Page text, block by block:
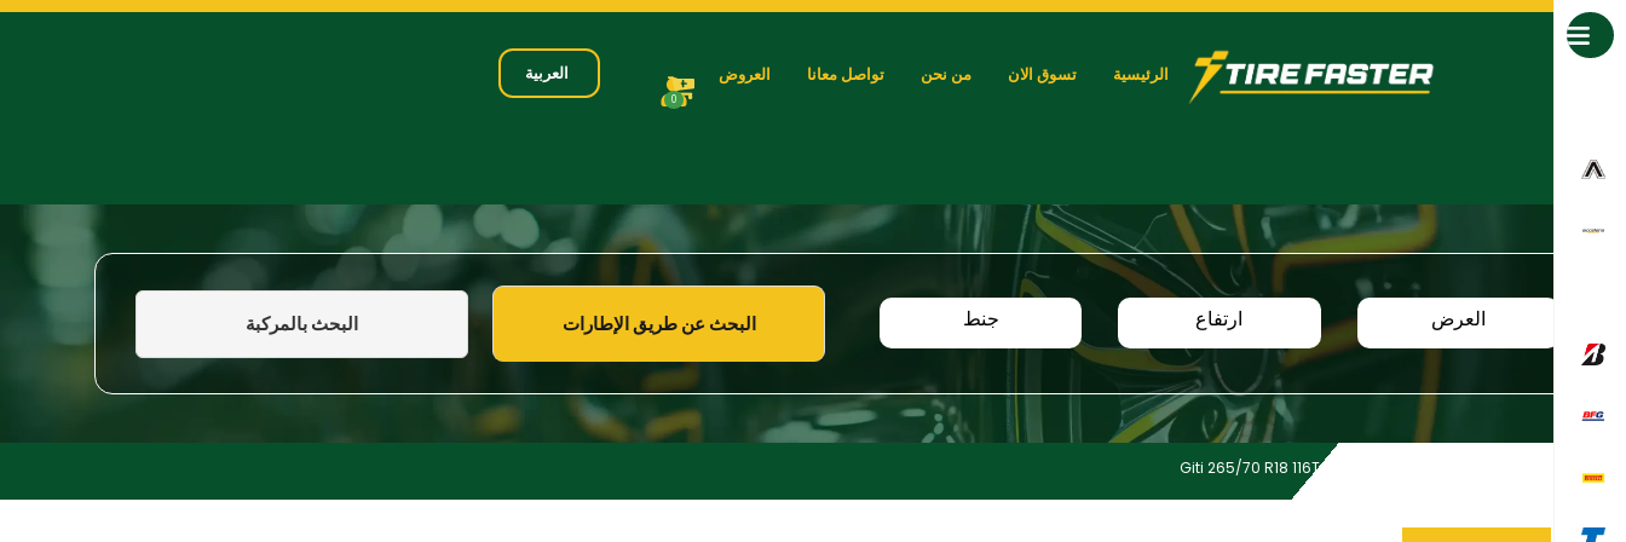
الرئيسية تسوق الان من نحن تواصل معانا العروض
0
العربية
البحث عن طريق الإطارات البحث بالمركبة العرض ارتفاع جنط
Giti 265/70 R18 116T GitiXross HT71